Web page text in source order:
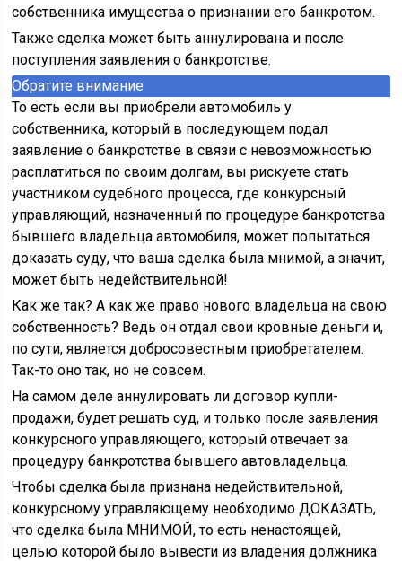
собственника имущества о признании его банкротом.
Также сделка может быть аннулирована и после
поступления заявления о банкротстве.
Обратите внимание
То есть если вы приобрели автомобиль у
собственника, который в последующем подал
заявление о банкротстве в связи с невозможностью
расплатиться по своим долгам, вы рискуете стать
участником судебного процесса, где конкурсный
управляющий, назначенный по процедуре банкротства
бывшего владельца автомобиля, может попытаться
доказать суду, что ваша сделка была мнимой, а значит,
может быть недействительной!
Как же так? А как же право нового владельца на свою
собственность? Ведь он отдал свои кровные деньги и,
по сути, является добросовестным приобретателем.
Так-то оно так, но не совсем.
На самом деле аннулировать ли договор купли-
продажи, будет решать суд, и только после заявления
конкурсного управляющего, который отвечает за
процедуру банкротства бывшего автовладельца.
Чтобы сделка была признана недействительной,
конкурсному управляющему необходимо ДОКАЗАТЬ,
что сделка была МНИМОЙ, то есть ненастоящей,
целью которой было вывести из владения должника